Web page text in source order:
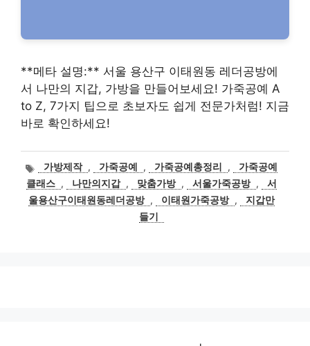
**메타 설명:** 서울 용산구 이태원동 레더공방에
서 나만의 지갑, 가방을 만들어보세요! 가죽공예 A
to Z, 7가지 팁으로 초보자도 쉽게 전문가처럼! 지금
바로 확인하세요!
태
그
가방제작 , 가죽공예 , 가죽공예총정리 ,
가죽공예
클래스 , 나만의지갑 , 맞춤가방 , 서울가죽공방 ,
서
울용산구이태원동레더공방 , 이태원가죽공방 ,
지갑만
들기